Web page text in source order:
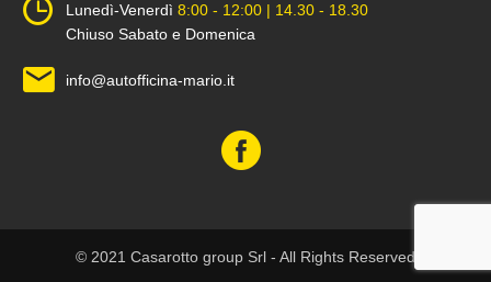
Lunedì-Venerdì 8:00 - 12:00 | 14.30 - 18.30
Chiuso Sabato e Domenica
info@autofficina-mario.it
© 2021 Casarotto group Srl - All Rights Reserved